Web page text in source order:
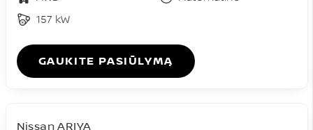
157 kW
GAUKITE PASIŪLYMĄ
Nissan ARIYA